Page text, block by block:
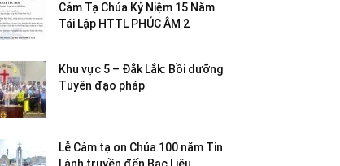
Cảm Tạ Chúa Kỷ Niệm 15 Năm
Tái Lập HTTL PHÚC ÂM 2
Khu vực 5 – Đắk Lắk: Bồi dưỡng
Tuyên đạo pháp
Lễ Cảm tạ ơn Chúa 100 năm Tin